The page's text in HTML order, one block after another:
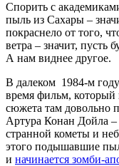
Спорить с
пыль из Сахары –
покраснело от того,
ветра – значит, пусть
А нам виднее другое.
В далеком 1984-м
время фильм, который
сюжета там довольно
Артура Конан Дойла –
странной кометы и
этого подышавшие
и начинается зомби-